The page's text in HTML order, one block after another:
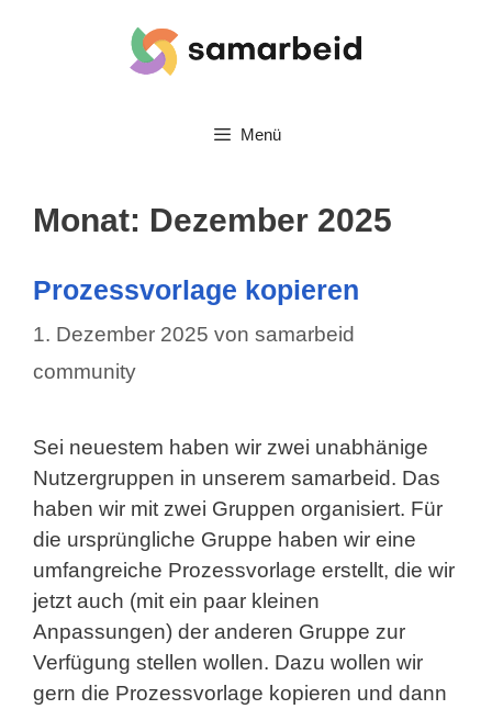
Menü
Monat: Dezember 2025
Prozessvorlage kopieren
1. Dezember 2025 von samarbeid
community
Sei neuestem haben wir zwei unabhänige
Nutzergruppen in unserem samarbeid. Das
haben wir mit zwei Gruppen organisiert. Für
die ursprüngliche Gruppe haben wir eine
umfangreiche Prozessvorlage erstellt, die wir
jetzt auch (mit ein paar kleinen
Anpassungen) der anderen Gruppe zur
Verfügung stellen wollen. Dazu wollen wir
gern die Prozessvorlage kopieren und dann